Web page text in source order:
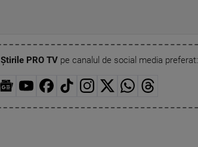
Știrile PRO TVpe canalul de social media preferat: